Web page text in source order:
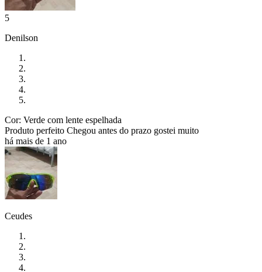
5
Denilson
Cor: Verde com lente espelhada
Produto perfeito Chegou antes do prazo gostei muito
há mais de 1 ano
Ceudes